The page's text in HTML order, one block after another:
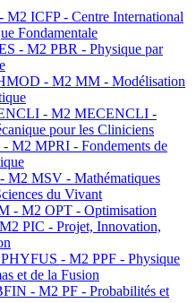
M2 ICFP - Centre International
Fondamentale
- M2 PBR - Physique par
- M2 MM - Modélisation
- M2 MECENCLI -
pour les Cliniciens
M2 MPRI - Fondements de
M2 MSV - Mathématiques
du Vivant
- M2 OPT - Optimisation
PIC - Projet, Innovation,
- M2 PPF - Physique
et de la Fusion
- M2 PF - Probabilités et